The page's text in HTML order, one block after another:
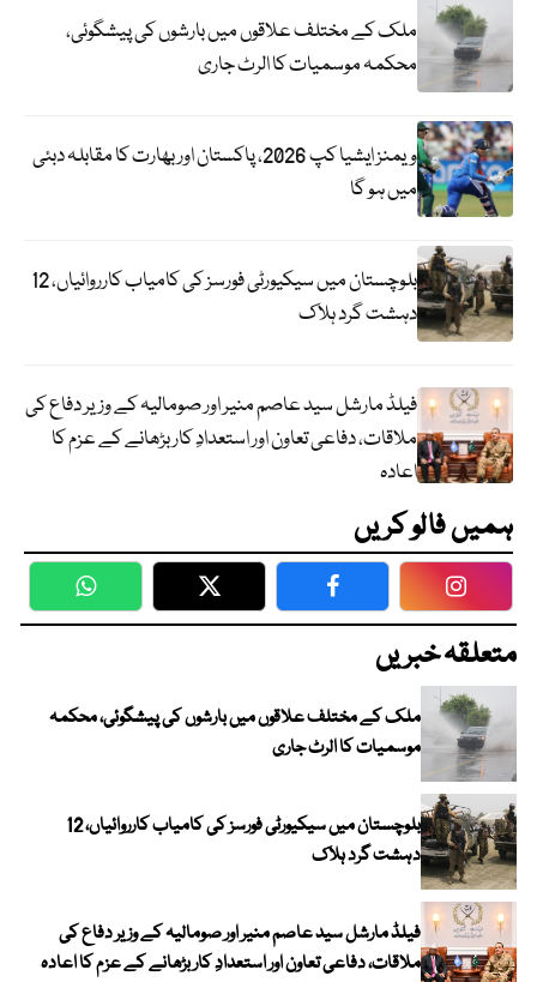
ملک کے مختلف علاقوں میں بارشوں کی پیشگوئی،
محکمہ موسمیات کا الرٹ جاری
ویمنز ایشیا کپ 2026، پاکستان اور بھارت کا مقابلہ دبئی
میں ہو گا
بلوچستان میں سیکیورٹی فورسز کی کامیاب کارروائیاں، 12
دہشت گرد ہلاک
فیلڈ مارشل سید عاصم منیر اور صومالیہ کے وزیر دفاع کی
ملاقات، دفاعی تعاون اور استعدادِ کار بڑھانے کے عزم کا
اعادہ
ہمیں فالو کریں
WhatsApp Twitter Facebook
متعلقہ خبریں
ملک کے مختلف علاقوں میں بارشوں کی پیشگوئی، محکمہ
موسمیات کا الرٹ جاری
بلوچستان میں سیکیورٹی فورسز کی کامیاب کارروائیاں، 12
دہشت گرد ہلاک
فیلڈ مارشل سید عاصم منیر اور صومالیہ کے وزیر دفاع کی
ملاقات، دفاعی تعاون اور استعدادِ کار بڑھانے کے عزم کا اعادہ